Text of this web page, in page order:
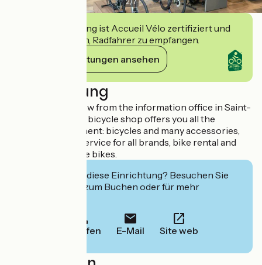
Diese Einrichtung ist Accueil Vélo zertifiziert und
verpflichtet sich, Radfahrer zu empfangen.
Ihre Verpflichtungen ansehen
Beschreibung
Just a stone's throw from the information office in Saint-
Paul-lès-Dax, this bicycle shop offers you all the
necessary equipment: bicycles and many accessories,
but also a repair service for all brands, bike rental and
electric assistance bikes.
Interessiert Sie diese Einrichtung? Besuchen Sie
deren Website zum Buchen oder für mehr
Anrufen E-Mail Site web